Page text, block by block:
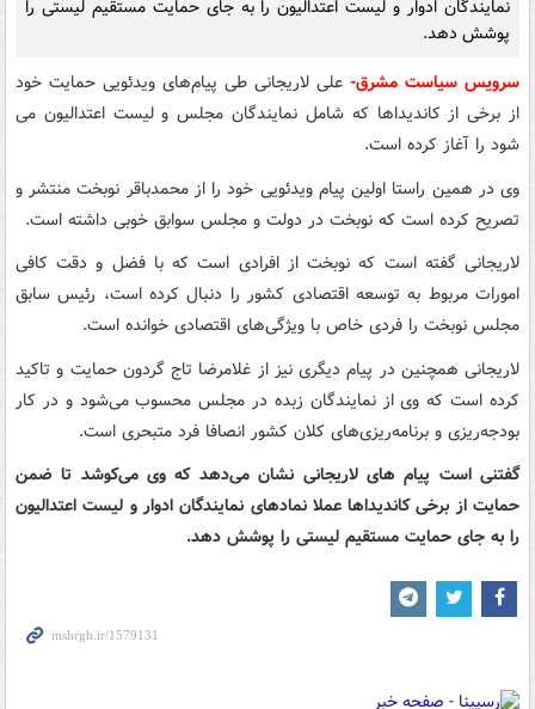
نمایندگان ادوار و لیست اعتدالیون را به جای حمایت مستقیم لیستی را
پوشش دهد.
سرویس سیاست مشرق- علی لاریجانی طی پیام‌های ویدئویی حمایت خود
از برخی از کاندیداها که شامل نمایندگان مجلس و لیست اعتدالیون می
شود را آغاز کرده است.
وی در همین راستا اولین پیام ویدئویی خود را از محمدباقر نوبخت منتشر و
تصریح کرده است که نوبخت در دولت و مجلس سوابق خوبی داشته است.
لاریجانی گفته است که نوبخت از افرادی است که با فضل و دقت کافی
امورات مربوط به توسعه اقتصادی کشور را دنبال کرده است، رئیس سابق
مجلس نوبخت را فردی خاص با ویژگی‌های اقتصادی خوانده است.
لاریجانی همچنین در پیام دیگری نیز از غلامرضا تاج گردون حمایت و تاکید
کرده است که وی از نمایندگان زبده در مجلس محسوب می‌شود و در کار
بودجه‌‎ریزی و برنامه‌ریزی‌های کلان کشور انصافا فرد متبحری است.
گفتنی است پیام های لاریجانی نشان می‌دهد که وی می‌کوشد تا ضمن
حمایت از برخی کاندیداها عملا نمادهای نمایندگان ادوار و لیست اعتدالیون
را به جای حمایت مستقیم لیستی را پوشش دهد.